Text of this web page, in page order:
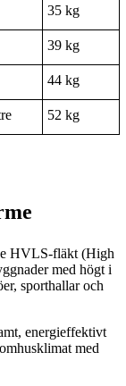
35 kg
39 kg
44 kg
52 kg
HVLS-fläkt (High
med högt i
sporthallar och
energieffektivt
med